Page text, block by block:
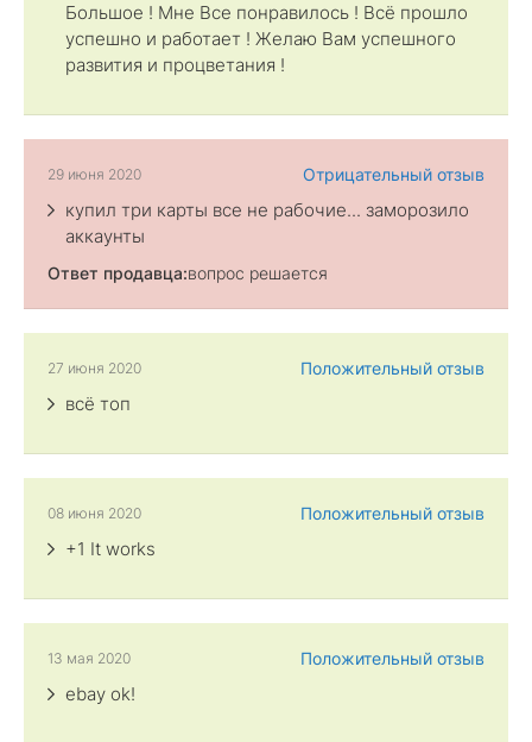
Большое ! Мне Все понравилось ! Всё прошло
успешно и работает ! Желаю Вам успешного
развития и процветания !
Отрицательный отзыв
29 июня 2020
купил три карты все не рабочие... заморозило
аккаунты
Ответ продавца:вопрос решается
Положительный отзыв
27 июня 2020
всё топ
Положительный отзыв
08 июня 2020
+1 It works
Положительный отзыв
13 мая 2020
ebay ok!